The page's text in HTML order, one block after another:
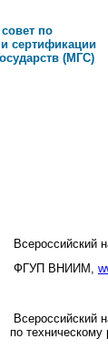
по
сертификации
(МГС)
Всероссийский
ФГУП ВНИИМ,
Всероссийский
по техническому